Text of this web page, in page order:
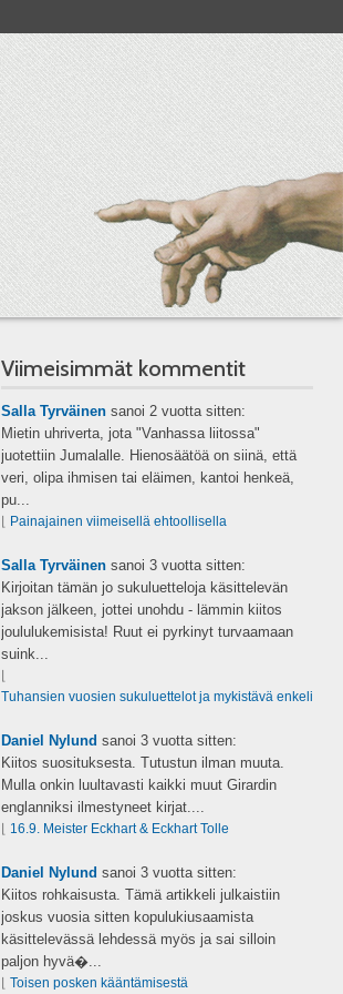
Viimeisimmät kommentit
Salla Tyrväinensanoi 2 vuotta sitten:
Mietin uhriverta, jota "Vanhassa liitossa"
juotettiin Jumalalle. Hienosäätöä on siinä, että
veri, olipa ihmisen tai eläimen, kantoi henkeä,
pu...
Painajainen viimeisellä ehtoollisella
Salla Tyrväinensanoi 3 vuotta sitten:
Kirjoitan tämän jo sukuluetteloja käsittelevän
jakson jälkeen, jottei unohdu - lämmin kiitos
joululukemisista! Ruut ei pyrkinyt turvaamaan
suink...
Tuhansien vuosien sukuluettelot ja mykistävä enkeli
Daniel Nylund sanoi 3 vuotta sitten:
Kiitos suosituksesta. Tutustun ilman muuta.
Mulla onkin luultavasti kaikki muut Girardin
englanniksi ilmestyneet kirjat....
16.9. Meister Eckhart & Eckhart Tolle
Daniel Nylund sanoi 3 vuotta sitten:
Kiitos rohkaisusta. Tämä artikkeli julkaistiin
joskus vuosia sitten kopulukiusaamista
käsittelevässä lehdessä myös ja sai silloin
paljon hyvä�...
Toisen posken kääntämisestä